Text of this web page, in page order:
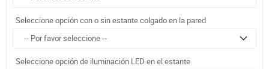
Seleccione opción con o sin estante colgado en la pared
Seleccione opción de iluminación LED en el estante